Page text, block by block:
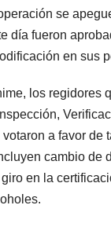
se
día fueron
en sus
los regidores
a favor de
cambio de
en la